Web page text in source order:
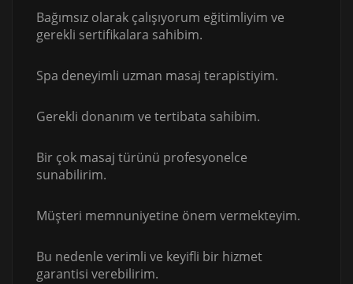
Bağımsız olarak çalışıyorum eğitimliyim ve
gerekli sertifikalara sahibim.
Spa deneyimli uzman masaj terapistiyim.
Gerekli donanım ve tertibata sahibim.
Bir çok masaj türünü profesyonelce
sunabilirim.
Müşteri memnuniyetine önem vermekteyim.
Bu nedenle verimli ve keyifli bir hizmet
garantisi verebilirim.